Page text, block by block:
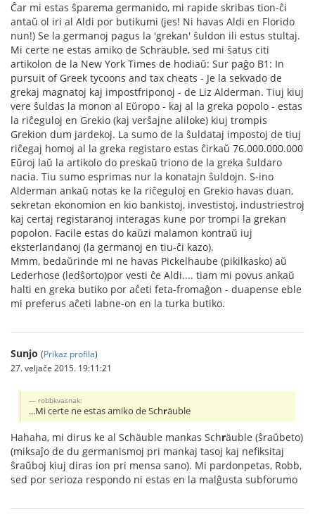
Ĉar mi estas ŝparema germanido, mi rapide skribas tion-ĉi
antaŭ ol iri al Aldi por butikumi (jes! Ni havas Aldi en Florido
nun!) Se la germanoj pagus la 'grekan' ŝuldon ili estus stultaj.
Mi certe ne estas amiko de Schräuble, sed mi ŝatus citi
artikolon de la New York Times de hodiaŭ: Sur paĝo B1: In
pursuit of Greek tycoons and tax cheats - Je la sekvado de
grekaj magnatoj kaj impostfriponoj - de Liz Alderman. Tiuj kiuj
vere ŝuldas la monon al Eŭropo - kaj al la greka popolo - estas
la riĉeguloj en Grekio (kaj verŝajne aliloke) kiuj trompis
Grekion dum jardekoj. La sumo de la ŝuldataj impostoj de tiuj
riĉegaj homoj al la greka registaro estas ĉirkaŭ 76.000.000.000
Eŭroj laŭ la artikolo do preskaŭ triono de la greka ŝuldaro
nacia. Tiu sumo esprimas nur la konatajn ŝuldojn. S-ino
Alderman ankaŭ notas ke la riĉeguloj en Grekio havas duan,
sekretan ekonomion en kio bankistoj, investistoj, industriestroj
kaj certaj registaranoj interagas kune por trompi la grekan
popolon. Facile estas do kaŭzi malamon kontraŭ iuj
eksterlandanoj (la germanoj en tiu-ĉi kazo).
Mmm, bedaŭrinde mi ne havas Pickelhaube (pikilkasko) aŭ
Lederhose (ledŝorto)por vesti ĉe Aldi.... tiam mi povus ankaŭ
halti en greka butiko por aĉeti feta-fromaĝon - duapense eble
mi preferus aĉeti labne-on en la turka butiko.
Sunjo (Prikaz profila)
27. veljače 2015. 19:11:21
robbkvasnak:
...Mi certe ne estas amiko de Schräuble
Hahaha, mi dirus ke al Schäuble mankas Schräuble (ŝraŭbeto)
(miksaĵo de du germanismoj pri mankaj tasoj kaj nefiksitaj
ŝraŭboj kiuj diras ion pri mensa sano). Mi pardonpetas, Robb,
sed por serioza respondo ni estas en la malĝusta subforumo